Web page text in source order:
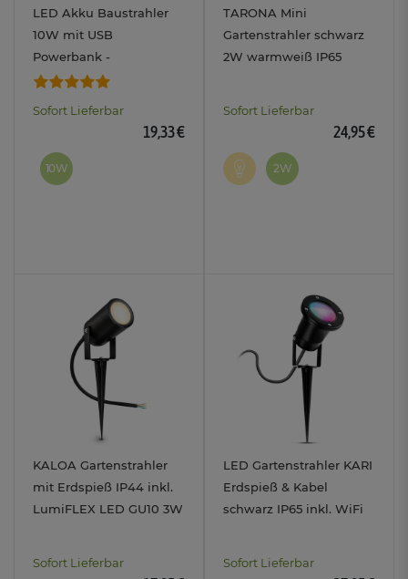
LED Akku Baustrahler
10W mit USB
Powerbank -
Arbeitsleuchte mit 4400
Sofort Lieferbar
19,33 €
10W
TARONA Mini
Gartenstrahler schwarz
2W warmweiß IP65
Sofort Lieferbar
24,95 €
2W
KALOA Gartenstrahler
mit Erdspieß IP44 inkl.
LumiFLEX LED GU10 3W
Sofort Lieferbar
LED Gartenstrahler KARI
Erdspieß & Kabel
schwarz IP65 inkl. WiFi
Sofort Lieferbar